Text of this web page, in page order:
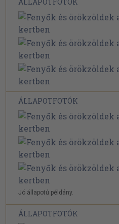
ÁLLAPOTFOTÓK
Jó állapotú példány.
ÁLLAPOTFOTÓK